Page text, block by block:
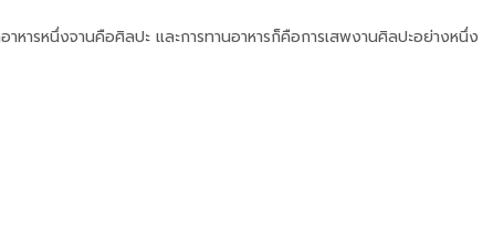
ารหนึ่งจานคือศิลปะ และการทานอาหารก็คือการเสพงานศิลปะอย่างหนึ่ง